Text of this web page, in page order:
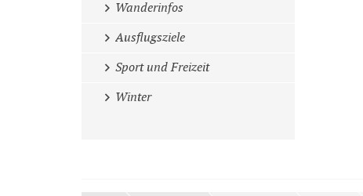
Wanderinfos
Ausflugsziele
Sport und Freizeit
Winter